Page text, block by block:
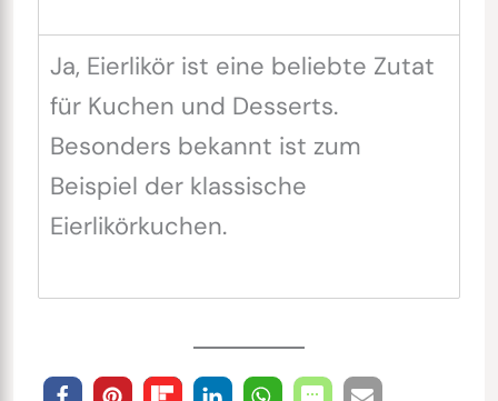
Ja, Eierlikör ist eine beliebte Zutat
für Kuchen und Desserts.
Besonders bekannt ist zum
Beispiel der klassische
Eierlikörkuchen.